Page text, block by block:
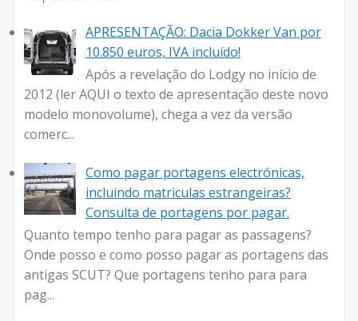
APRESENTAÇÃO: Dacia Dokker Van por
10.850 euros, IVA incluído!
Após a revelação do Lodgy no início de
2012 (ler AQUI o texto de apresentação deste novo
modelo monovolume), chega a vez da versão
comerc...
Como pagar portagens electrónicas,
incluindo matriculas estrangeiras?
Consulta de portagens por pagar.
Quanto tempo tenho para pagar as passagens?
Onde posso e como posso pagar as portagens das
antigas SCUT? Que portagens tenho para para
pag...